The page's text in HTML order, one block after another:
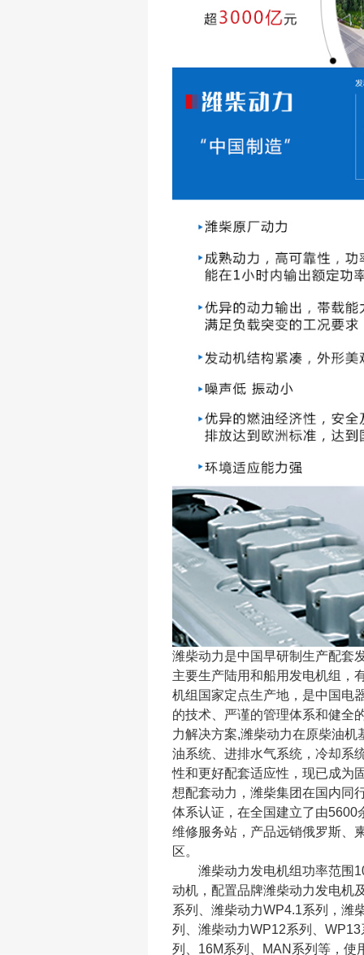
潍柴动力是中国早研制生产配套
主要生产陆用和船用发电机组，
机组国家定点生产地，是中国电
的技术、严谨的管理体系和健全
力解决方案,潍柴动力在原柴油
油系统、进排水气系统，冷却系
性和更好配套适应性，现已成为
想配套动力，潍柴集团在国内同
体系认证，在全国建立了由5600
维修服务站，产品远销俄罗斯、
区。
潍柴动力发电机组功率范围10
动机，配置品牌潍柴动力发电机
系列、潍柴动力WP4.1系列，潍
列、潍柴动力WP12系列、
列、16M系列、MAN系列等，使